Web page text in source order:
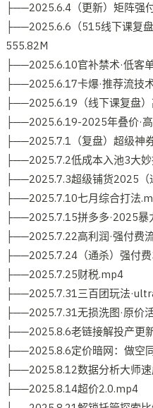
├──2025.6.4（更新）矩阵强
├──2025.6.6（515线下课复
555.82M
├──2025.6.10官补禁术·低客
├──2025.6.17卡爆·推荐流技
├──2025.6.19（线下课复盘
├──2025.6.19-2025年叠价·
├──2025.7.1（复盘）超级神
├──2025.7.2低成本入池3大
├──2025.7.3超级铺货2025（
├──2025.7.10七月综合打法
├──2025.7.15拼多多·2025暴
├──2025.7.22高利润·强付费
├──2025.7.24（通杀）强付
├──2025.7.25财税.mp4
├──2025.7.31三百团玩法
├──2025.7.31无损洗图·原价
├──2025.8.6老链接解投产更
├──2025.8.6定价暗网：做空
├──2025.8.12数据分析大师
├──2025.8.14超价2.0.mp4